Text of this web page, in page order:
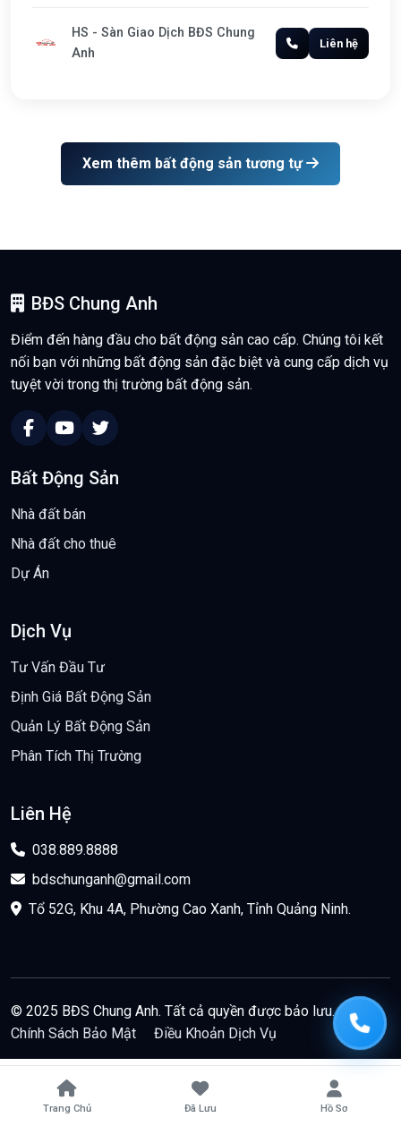
HS - Sàn Giao Dịch BĐS Chung
Anh
Liên hệ
Xem thêm bất động sản tương tự
Trang Chủ Đã Lưu Hồ Sơ
BĐS Chung Anh
Điểm đến hàng đầu cho bất động sản cao cấp. Chúng tôi kết
nối bạn với những bất động sản đặc biệt và cung cấp dịch vụ
tuyệt vời trong thị trường bất động sản.
Bất Động Sản
Nhà đất bán
Nhà đất cho thuê
Dự Án
Dịch Vụ
Tư Vấn Đầu Tư
Định Giá Bất Động Sản
Quản Lý Bất Động Sản
Phân Tích Thị Trường
Liên Hệ
038.889.8888
bdschunganh@gmail.com
Tổ 52G, Khu 4A, Phường Cao Xanh, Tỉnh Quảng Ninh.
© 2025 BĐS Chung Anh. Tất cả quyền được bảo lưu.
Chính Sách Bảo Mật
Điều Khoản Dịch Vụ